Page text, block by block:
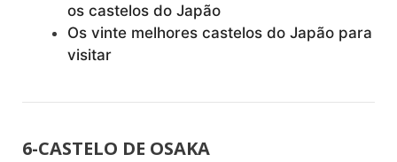
os castelos do Japão
Os vinte melhores castelos do Japão para
visitar
6-CASTELO DE OSAKA